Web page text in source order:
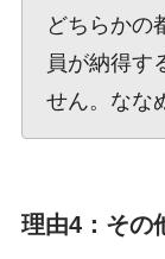
どちらかの
員が納得す
せん。なな
理由4：その